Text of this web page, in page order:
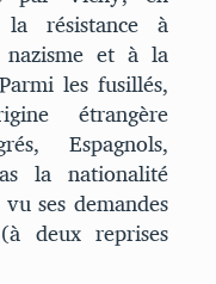
résistance à
nazisme et à la
les fusillés,
étrangère
Espagnols,
la nationalité
ses demandes
deux reprises